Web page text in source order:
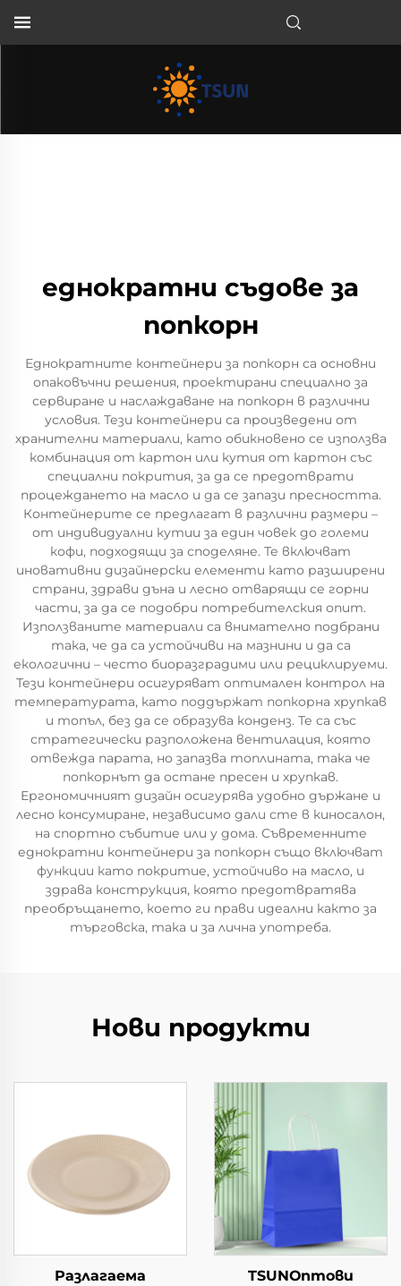
еднократни съдове за
попкорн
Еднократните контейнери за попкорн са основни
опаковъчни решения, проектирани специално за
сервиране и наслаждаване на попкорн в различни
условия. Тези контейнери са произведени от
хранителни материали, като обикновено се използва
комбинация от картон или кутия от картон със
специални покрития, за да се предотврати
процеждането на масло и да се запази пресността.
Контейнерите се предлагат в различни размери –
от индивидуални кутии за един човек до големи
кофи, подходящи за споделяне. Те включват
иновативни дизайнерски елементи като разширени
страни, здрави дъна и лесно отварящи се горни
части, за да се подобри потребителския опит.
Използваните материали са внимателно подбрани
така, че да са устойчиви на мазнини и да са
екологични – често биоразградими или рециклируеми.
Тези контейнери осигуряват оптимален контрол на
температурата, като поддържат попкорна хрупкав
и топъл, без да се образува конденз. Те са със
стратегически разположена вентилация, която
отвежда парата, но запазва топлината, така че
попкорнът да остане пресен и хрупкав.
Ергономичният дизайн осигурява удобно държане и
лесно консумиране, независимо дали сте в киносалон,
на спортно събитие или у дома. Съвременните
еднократни контейнери за попкорн също включват
функции като покритие, устойчиво на масло, и
здрава конструкция, която предотвратява
преобръщането, което ги прави идеални както за
търговска, така и за лична употреба.
Нови продукти
Разлагаема
TSUNОптови